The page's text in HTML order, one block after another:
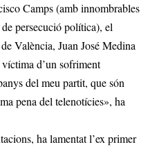
Camps (amb innombrables
persecució política), el
València, Juan José Medina
d’un sofriment
del meu partit, que són
pena del telenotícies», ha
ha lamentat l’ex primer